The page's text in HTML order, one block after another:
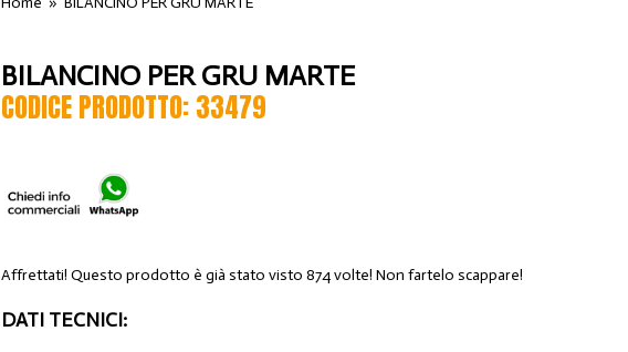
BILANCINO PER GRU MARTE
CODICE PRODOTTO: 33479
Affrettati! Questo prodotto è già stato visto 874 volte! Non fartelo scappare!
DATI TECNICI: